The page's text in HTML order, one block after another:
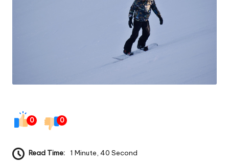
0 0
Read Time: 1 Minute, 40 Second